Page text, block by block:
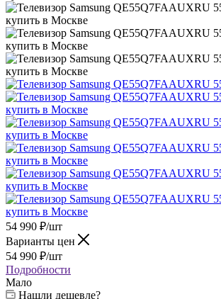
54 990 ₽/шт
Варианты цен
54 990 ₽/шт
Подробности
Мало
Нашли дешевле?